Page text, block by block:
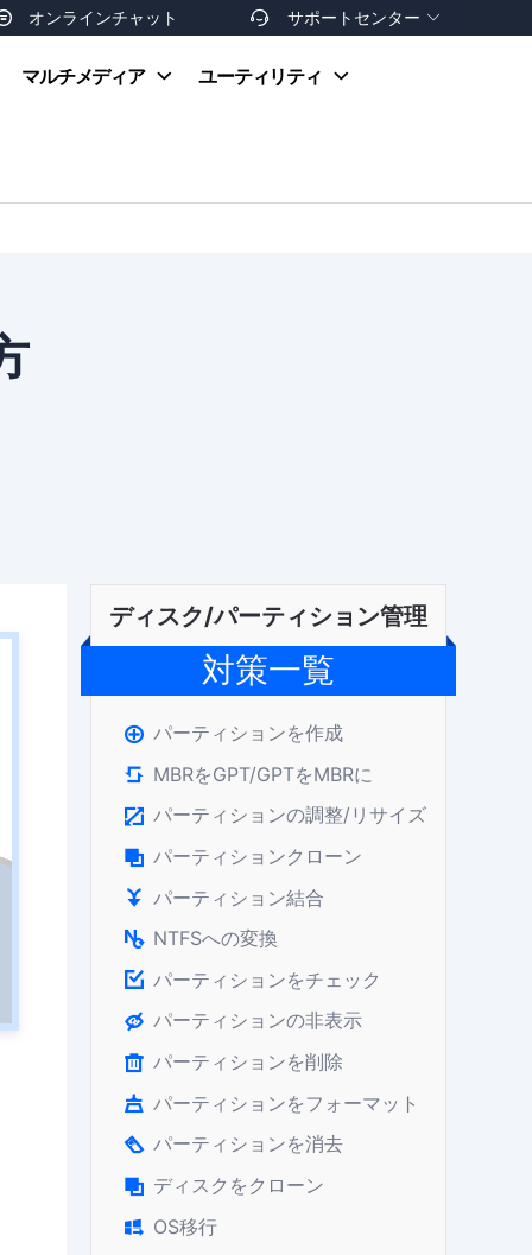
オンラインチャット  サポートセンター 
お支払い方法
マルチメディア ユーティリティ
ディスク/パーティション管理
対策一覧
 パーティションを作成
 MBRをGPT/GPTをMBRに
 パーティションの調整/リサイズ
 パーティションクローン
 パーティション結合
 NTFSへの変換
 パーティションをチェック
 パーティションの非表示
 パーティションを削除
 パーティションをフォーマット
 パーティションを消去
 ディスクをクローン
 OS移行